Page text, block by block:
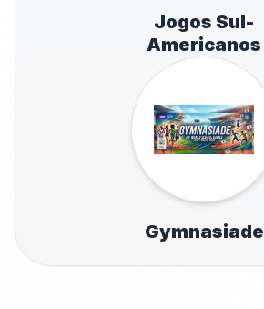
Jogos Sul-
Americanos
Gymnasiade